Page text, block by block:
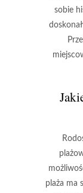
sobie
plaża ma